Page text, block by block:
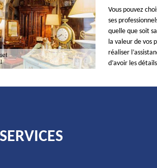
Vous pouvez
ses
quelle que soit
la valeur de vos
réaliser
d’avoir les